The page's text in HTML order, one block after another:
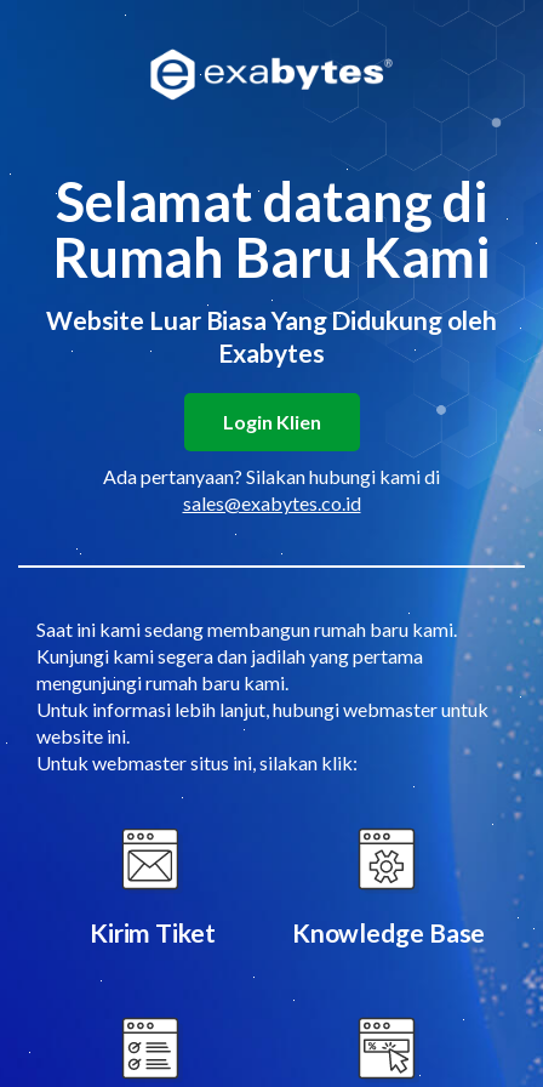
Selamat datang di
Rumah Baru Kami
Website Luar Biasa Yang Didukung oleh
Exabytes
Login Klien
Ada pertanyaan? Silakan hubungi kami di
sales@exabytes.co.id
Saat ini kami sedang membangun rumah baru kami.
Kunjungi kami segera dan jadilah yang pertama
mengunjungi rumah baru kami.
Untuk informasi lebih lanjut, hubungi webmaster untuk
website ini.
Untuk webmaster situs ini, silakan klik:
Kirim Tiket Knowledge Base